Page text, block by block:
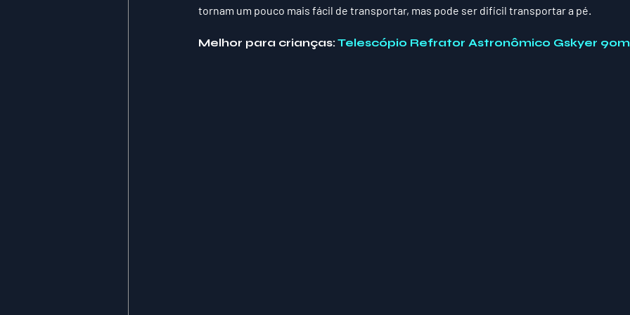
tornam um pouco mais fácil de transportar, mas pode ser difícil transportar a pé.
Melhor para crianças: Telescópio Refrator Astronômico Gskyer